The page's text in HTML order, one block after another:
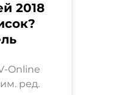
2018
Online
ред.